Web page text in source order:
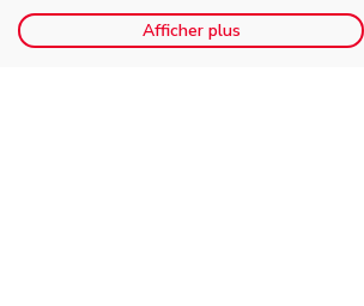
Afficher plus